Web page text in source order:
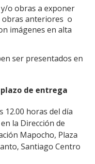
o obras a exponer
obras anteriores o
imágenes en alta
ser presentados en
de entrega
12.00 horas del día
la Dirección de
Mapocho, Plaza
Santiago Centro